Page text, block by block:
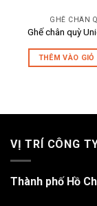
GHẾ CHÂN
Ghế chân quỳ
THÊM VÀO GIỎ
VỊ TRÍ CÔNG
Thành phố Hồ